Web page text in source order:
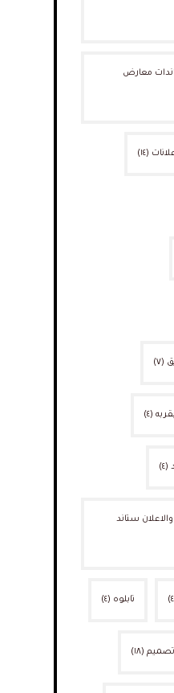
معارض
(١٤)
(٧)
(٤)
(٤)
ستاند
تابلوه (٤)
تصميم(١٨)